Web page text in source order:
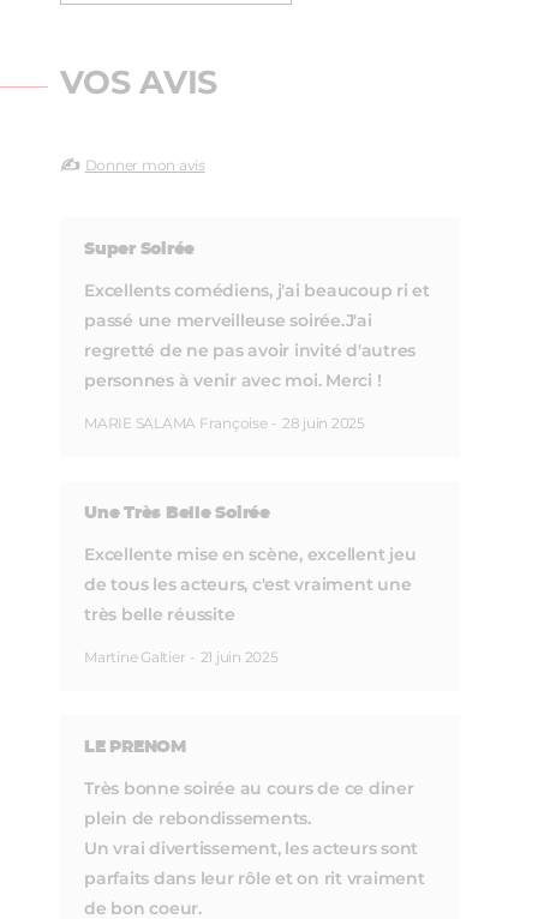
VOS AVIS
✍️ Donner mon avis
Super Soirée
Excellents comédiens, j'ai beaucoup ri et
passé une merveilleuse soirée.J'ai
regretté de ne pas avoir invité d'autres
personnes à venir avec moi. Merci !
MARIE SALAMA Françoise - 28 juin 2025
Une Très Belle Soirée
Excellente mise en scène, excellent jeu
de tous les acteurs, c'est vraiment une
très belle réussite
Martine Galtier - 21 juin 2025
LE PRENOM
Très bonne soirée au cours de ce diner
plein de rebondissements.
Un vrai divertissement, les acteurs sont
parfaits dans leur rôle et on rit vraiment
de bon coeur.